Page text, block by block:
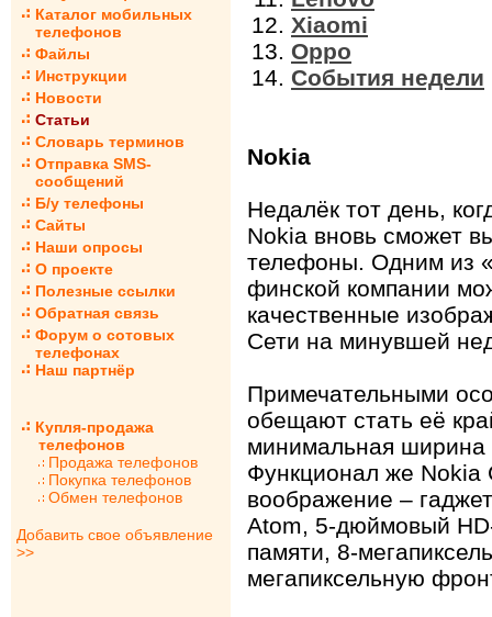
Каталог мобильных
телефонов
Файлы
Инструкции
Новости
Статьи
Словарь терминов
Отправка SMS-
сообщений
Б/у телефоны
Сайты
Наши опросы
О проекте
Полезные ссылки
Обратная связь
Форум о сотовых
телефонах
Наш партнёр
Купля-продажа
телефонов
Продажа телефонов
Покупка телефонов
Обмен телефонов
Добавить свое объявление
>>
Xiaomi
Oppo
События недели
Nokia
Недалёк тот день,
Nokia вновь сможет
телефоны. Одним из
финской компании
качественные
Сети на минувшей
Примечательными
обещают стать её
минимальная ширина
Функционал же Nokia
воображение –
Atom, 5-дюймовый
памяти, 8-
мегапиксельную